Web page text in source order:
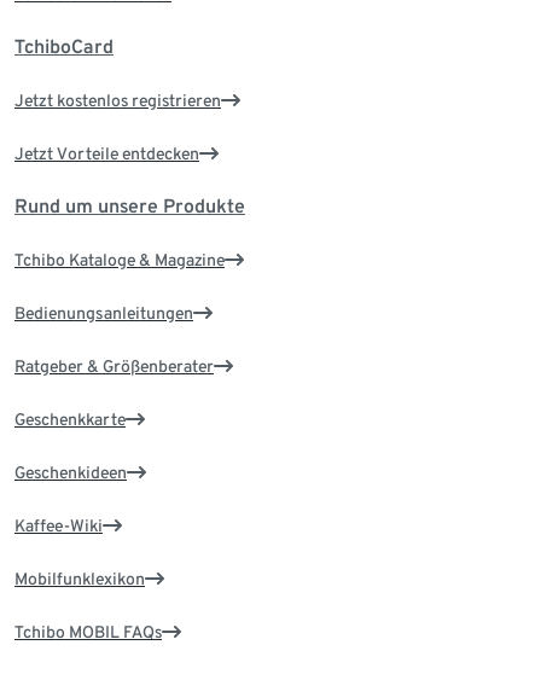
TchiboCard
Jetzt kostenlos registrieren
Jetzt Vorteile entdecken
Rund um unsere Produkte
Tchibo Kataloge & Magazine
Bedienungsanleitungen
Ratgeber & Größenberater
Geschenkkarte
Geschenkideen
Kaffee-Wiki
Mobilfunklexikon
Tchibo MOBIL FAQs